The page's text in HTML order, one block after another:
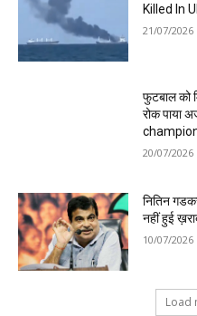
Killed In
21/07/2026
फुटबाल को
रोक पाया
20/07/2026
नितिन
नहीं हुई
10/07/2026
Load